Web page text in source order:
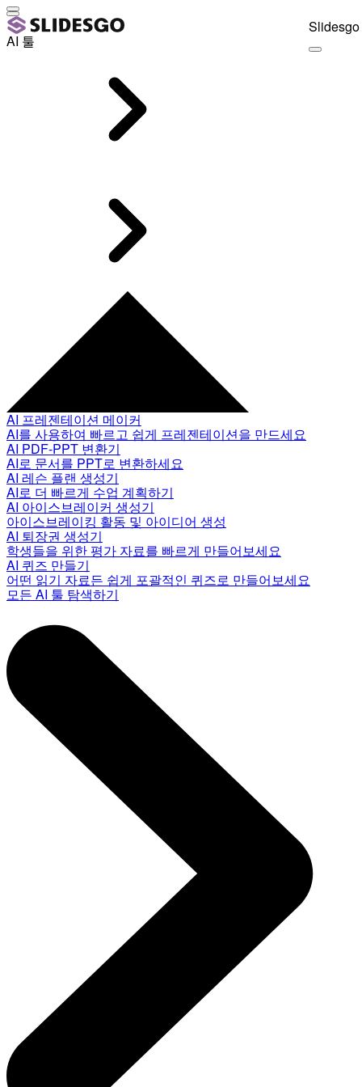
AI 툴
AI 프레젠테이션 메이커
AI를 사용하여 빠르고 쉽게 프레젠테이션을 만드세요
AI PDF-PPT 변환기
AI로 문서를 PPT로 변환하세요
AI 레슨 플랜 생성기
AI로 더 빠르게 수업 계획하기
AI 아이스브레이커 생성기
아이스브레이킹 활동 및 아이디어 생성
AI 퇴장권 생성기
학생들을 위한 평가 자료를 빠르게 만들어보세요
AI 퀴즈 만들기
어떤 읽기 자료든 쉽게 포괄적인 퀴즈로 만들어보세요
모든 AI 툴 탐색하기